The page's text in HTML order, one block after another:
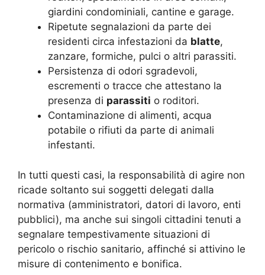
giardini condominiali, cantine e garage.
Ripetute segnalazioni da parte dei
residenti circa infestazioni da blatte,
zanzare, formiche, pulci o altri parassiti.
Persistenza di odori sgradevoli,
escrementi o tracce che attestano la
presenza di parassiti o roditori.
Contaminazione di alimenti, acqua
potabile o rifiuti da parte di animali
infestanti.
In tutti questi casi, la responsabilità di agire non
ricade soltanto sui soggetti delegati dalla
normativa (amministratori, datori di lavoro, enti
pubblici), ma anche sui singoli cittadini tenuti a
segnalare tempestivamente situazioni di
pericolo o rischio sanitario, affinché si attivino le
misure di contenimento e bonifica.